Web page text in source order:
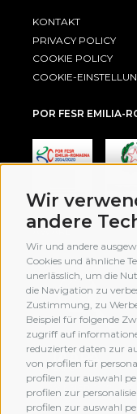
Wir
andere
Wir und andere
Cookies und ähnliche
unerlässlich, um die
die Navigation zu
Zustimmung, zu
Beispiel für folgende
zugriff auf
reduzierter daten zur
von profilen für
profilen zur auswahl
profilen zur
profilen zur auswahl
KONTAKT
PRIVACY POLICY
COOKIE POLICY
COOKIE-
POR FESR EMILIA-
AWARD